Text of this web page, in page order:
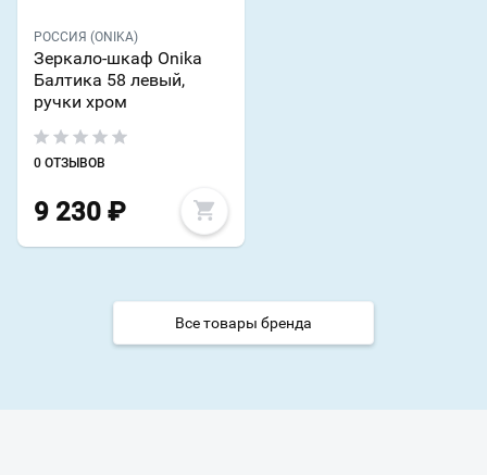
РОССИЯ (ONIKA)
Зеркало-шкаф Onika
Балтика 58 левый,
ручки хром
0 ОТЗЫВОВ
9 230 ₽
Все товары бренда